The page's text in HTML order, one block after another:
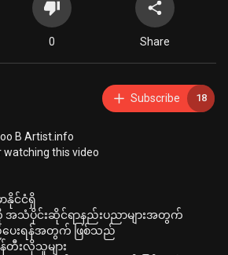
0 Share
Subscribe 18
B Artist.info
this video
နိုင်ငံရှိ
ကို အသံပိုင်းဆိုင်ရာနည်းပညာများအတွက်
းရန်အတွက် ဖြစ်သည်
န်တီးလိုသူများ